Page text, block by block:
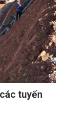
tuyến